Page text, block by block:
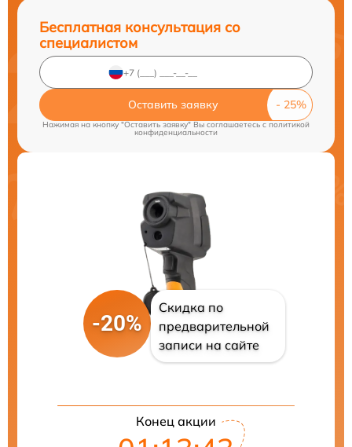
Бесплатная консультация со
специалистом
Оставить заявку
Нажимая на кнопку "Оставить заявку" Вы соглашаетесь cполитикой
конфиденциальности
-20%
Скидка по
предварительной
записи на сайте
Конец акции